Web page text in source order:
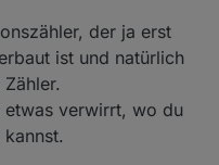
der ja erst
ist und natürlich
etwas verwirrt, wo du